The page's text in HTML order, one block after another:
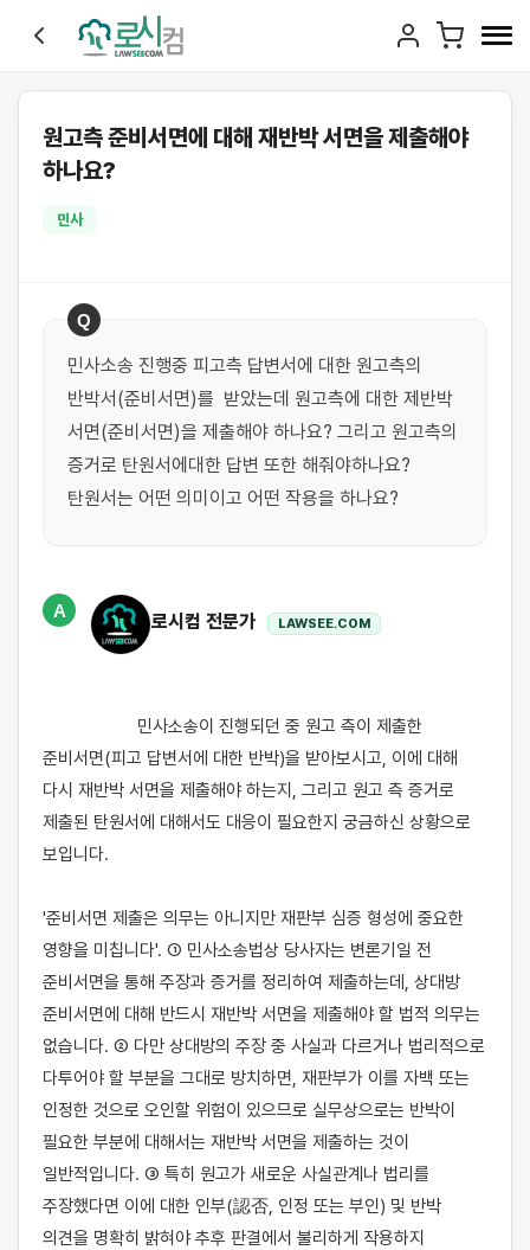
원고측 준비서면에 대해 재반박 서면을 제출해야
하나요?
민사
Q
민사소송 진행중 피고측 답변서에 대한 원고측의
반박서(준비서면)를  받았는데 원고측에 대한 제반박
서면(준비서면)을 제출해야 하나요? 그리고 원고측의
증거로 탄원서에대한 답변 또한 해줘야하나요?
탄원서는 어떤 의미이고 어떤 작용을 하나요?
A
로시컴 전문가 LAWSEE.COM
준비서면(피고 답변서에 대한 반박)을 받아보시고, 이에 대해
다시 재반박 서면을 제출해야 하는지, 그리고 원고 측 증거로
제출된 탄원서에 대해서도 대응이 필요한지 궁금하신 상황으로
보입니다.
'준비서면 제출은 의무는 아니지만 재판부 심증 형성에 중요한
영향을 미칩니다'. ① 민사소송법상 당사자는 변론기일 전
준비서면을 통해 주장과 증거를 정리하여 제출하는데, 상대방
준비서면에 대해 반드시 재반박 서면을 제출해야 할 법적 의무는
없습니다. ② 다만 상대방의 주장 중 사실과 다르거나 법리적으로
다투어야 할 부분을 그대로 방치하면, 재판부가 이를 자백 또는
인정한 것으로 오인할 위험이 있으므로 실무상으로는 반박이
필요한 부분에 대해서는 재반박 서면을 제출하는 것이
일반적입니다. ③ 특히 원고가 새로운 사실관계나 법리를
주장했다면 이에 대한 인부(認否, 인정 또는 부인) 및 반박
의견을 명확히 밝혀야 추후 판결에서 불리하게 작용하지